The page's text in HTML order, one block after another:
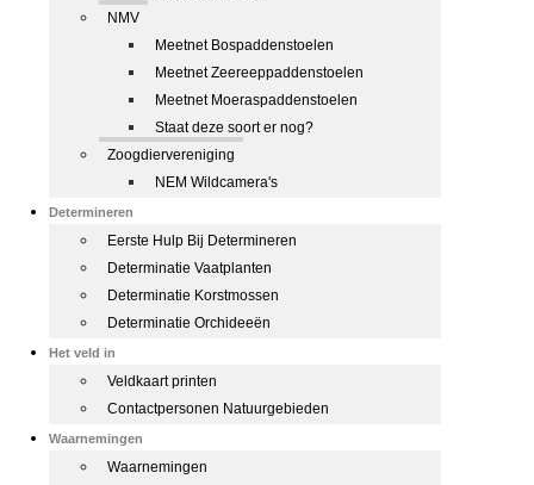
NMV
Meetnet Bospaddenstoelen
Meetnet Zeereeppaddenstoelen
Meetnet Moeraspaddenstoelen
Staat deze soort er nog?
Zoogdiervereniging
NEM Wildcamera's
Determineren
Eerste Hulp Bij Determineren
Determinatie Vaatplanten
Determinatie Korstmossen
Determinatie Orchideeën
Het veld in
Veldkaart printen
Contactpersonen Natuurgebieden
Waarnemingen
Waarnemingen